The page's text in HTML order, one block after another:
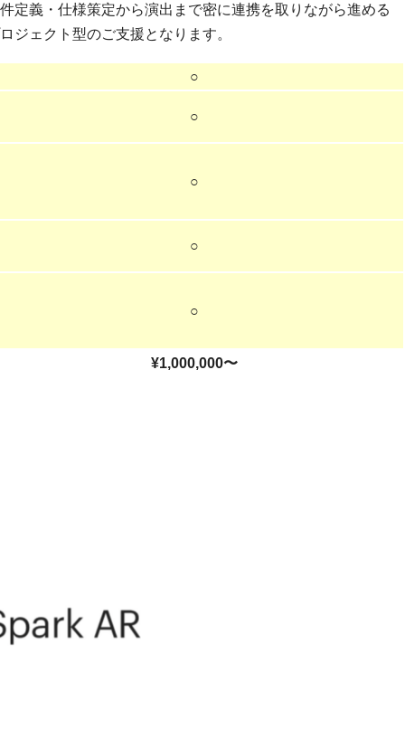
定義・仕様策定から演出まで密に連携を取りながら進める
ジェクト型のご支援となります。
○
○
○
○
○
¥1,000,000〜